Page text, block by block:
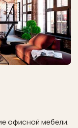
офисной мебели.